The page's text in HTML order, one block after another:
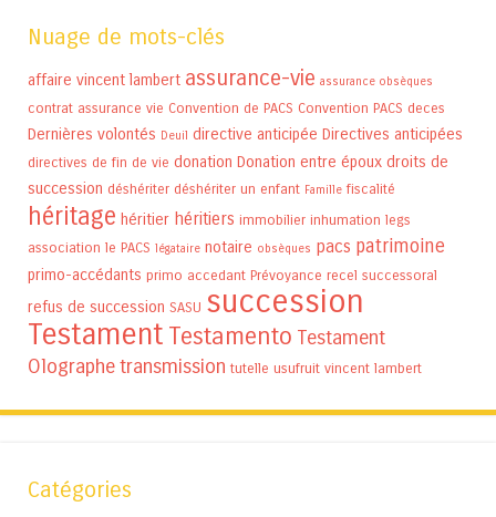
Nuage de mots-clés
affaire vincent lambert assurance-vie assurance obsèques
contrat assurance vie Convention de PACS Convention PACS deces
Dernières volontés Deuil directive anticipée Directives anticipées
directives de fin de vie donation Donation entre époux droits de
succession déshériter déshériter un enfant Famille fiscalité
héritage héritier héritiers immobilier inhumation legs
association le PACS légataire notaire obsèques pacs patrimoine
primo-accédants primo accedant Prévoyance recel successoral
refus de succession SASU succession
Testament Testamento Testament
Olographetransmission tutelle usufruit vincent lambert
Catégories